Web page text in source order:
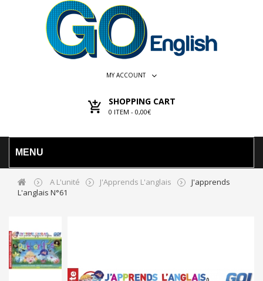
MY ACCOUNT
SHOPPING CART
0 ITEM - 0,00€
MENU
A L'unité J'Apprends L'anglais
J'apprends
L'anglais N°61